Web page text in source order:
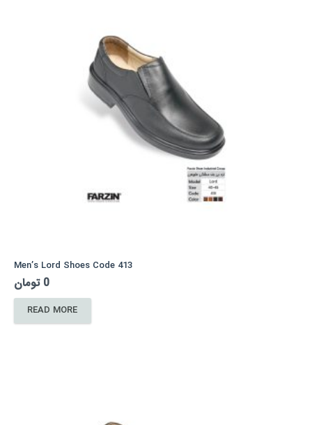
Men’s Lord Shoes Code 413
0 تومان
READ MORE